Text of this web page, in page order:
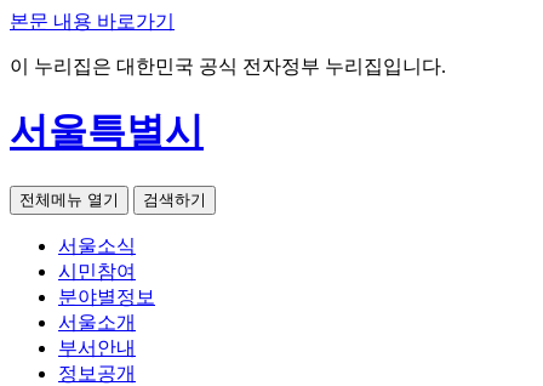
본문 내용 바로가기
이 누리집은 대한민국 공식 전자정부 누리집입니다.
서울특별시
전체메뉴 열기 검색하기
서울소식
시민참여
분야별정보
서울소개
부서안내
정보공개